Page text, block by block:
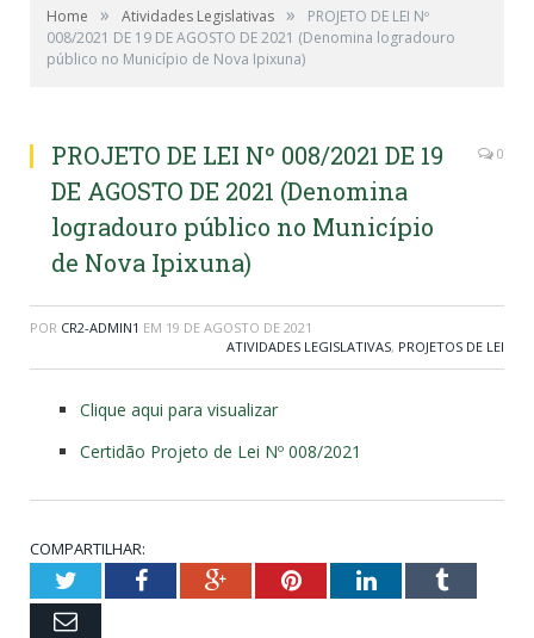
Home » Atividades Legislativas »
PROJETO DE LEI Nº
008/2021 DE 19 DE AGOSTO DE 2021 (Denomina logradouro
público no Município de Nova Ipixuna)
PROJETO DE LEI Nº 008/2021 DE 19
DE AGOSTO DE 2021 (Denomina
logradouro público no Município
de Nova Ipixuna)
0
POR CR2-ADMIN1 EM 19 DE AGOSTO DE 2021
ATIVIDADES LEGISLATIVAS, PROJETOS DE LEI
Clique aqui para visualizar
Certidão Projeto de Lei Nº 008/2021
COMPARTILHAR:
TwitterFacebookGoogle+PinterestLinkedInTumblr
Email